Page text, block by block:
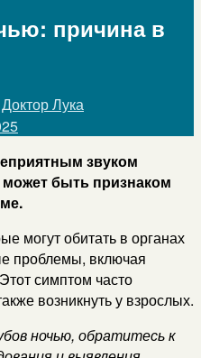
причина в
Доктор Лука
звуком
быть признаком
могут обитать в органах
проблемы, включая
симптом часто
возникнуть у взрослых.
ночью, обратитесь к